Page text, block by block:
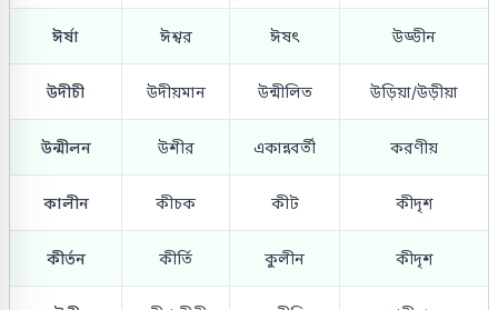
ঈর্ষা ঈশ্বর ঈষৎ উড্ডীন
উদীচী উদীয়মান উন্মীলিত উড়িয়া/উড়ীয়া
উন্মীলন উশীর একান্নবর্তী করণীয়
কালীন কীচক কীট কীদৃশ
কীর্তন কীর্তি কুলীন কীদৃশ